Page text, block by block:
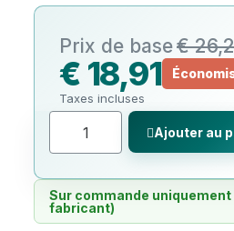
€
€ 18,91
Taxes incluses
Ajouter au
Sur commande
fabricant)